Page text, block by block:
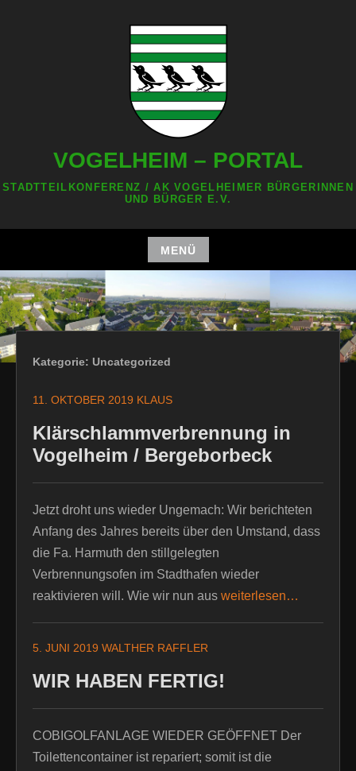
VOGELHEIM – PORTAL
STADTTEILKONFERENZ / AK VOGELHEIMER BÜRGERINNEN
UND BÜRGER E.V.
MENÜ
Zum
Inhalt
springen
Kategorie: Uncategorized
11. OKTOBER 2019 KLAUS
Klärschlammverbrennung in
Vogelheim / Bergeborbeck
Jetzt droht uns wieder Ungemach: Wir berichteten
Anfang des Jahres bereits über den Umstand, dass
die Fa. Harmuth den stillgelegten
Verbrennungsofen im Stadthafen wieder
reaktivieren will. Wie wir nun aus weiterlesen…
5. JUNI 2019 WALTHER RAFFLER
WIR HABEN FERTIG!
COBIGOLFANLAGE WIEDER GEÖFFNET Der
Toilettencontainer ist repariert; somit ist die